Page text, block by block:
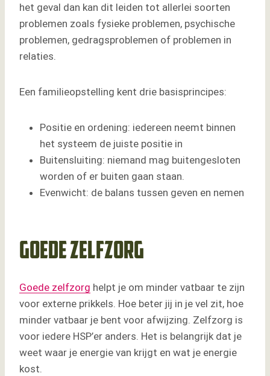
het geval dan kan dit leiden tot allerlei soorten
problemen zoals fysieke problemen, psychische
problemen, gedragsproblemen of problemen in
relaties.
Een familieopstelling kent drie basisprincipes:
Positie en ordening: iedereen neemt binnen
het systeem de juiste positie in
Buitensluiting: niemand mag buitengesloten
worden of er buiten gaan staan.
Evenwicht: de balans tussen geven en nemen
Goede zelfzorg
Goede zelfzorg helpt je om minder vatbaar te zijn
voor externe prikkels. Hoe beter jij in je vel zit, hoe
minder vatbaar je bent voor afwijzing. Zelfzorg is
voor iedere HSP’er anders. Het is belangrijk dat je
weet waar je energie van krijgt en wat je energie
kost.